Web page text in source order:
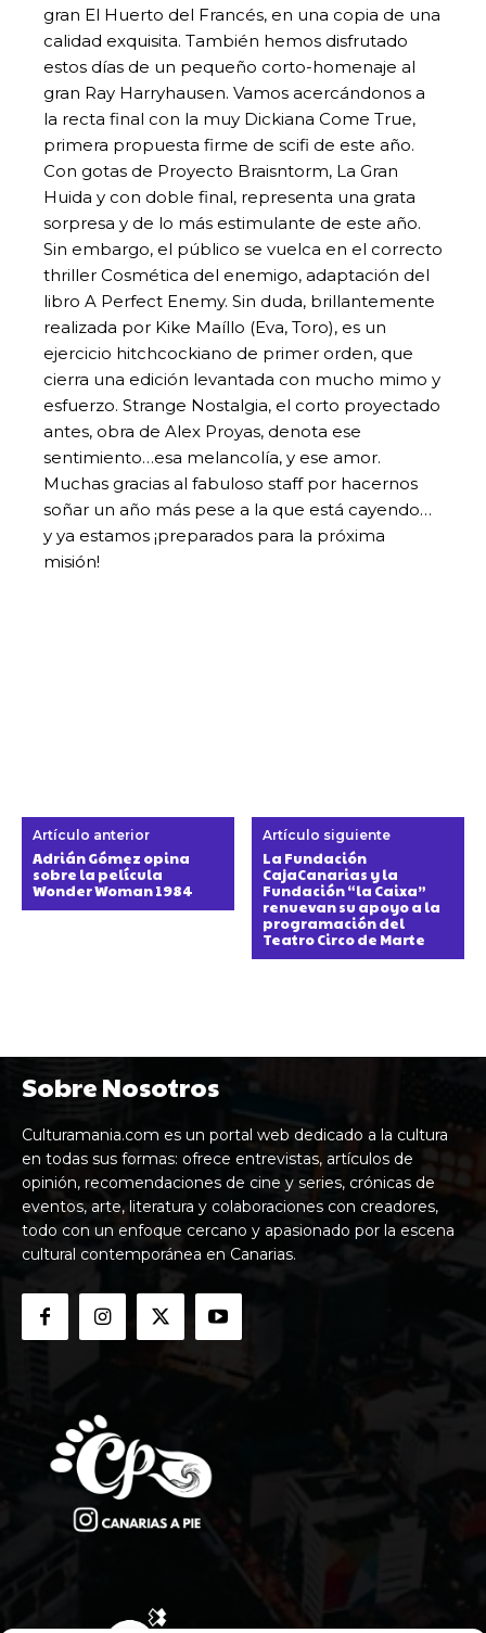
gran El Huerto del Francés, en una copia de una
calidad exquisita. También hemos disfrutado
estos días de un pequeño corto-homenaje al
gran Ray Harryhausen. Vamos acercándonos a
la recta final con la muy Dickiana Come True,
primera propuesta firme de scifi de este año.
Con gotas de Proyecto Braisntorm, La Gran
Huida y con doble final, representa una grata
sorpresa y de lo más estimulante de este año.
Sin embargo, el público se vuelca en el correcto
thriller Cosmética del enemigo, adaptación del
libro A Perfect Enemy. Sin duda, brillantemente
realizada por Kike Maíllo (Eva, Toro), es un
ejercicio hitchcockiano de primer orden, que
cierra una edición levantada con mucho mimo y
esfuerzo. Strange Nostalgia, el corto proyectado
antes, obra de Alex Proyas, denota ese
sentimiento…esa melancolía, y ese amor.
Muchas gracias al fabuloso staff por hacernos
soñar un año más pese a la que está cayendo…
y ya estamos ¡preparados para la próxima
misión!
Artículo anterior
Adrián Gómez opina
sobre la película
Wonder Woman 1984
Artículo siguiente
La Fundación
CajaCanarias y la
Fundación “la Caixa”
renuevan su apoyo a la
programación del
Teatro Circo de Marte
Sobre Nosotros
Culturamania.com es un portal web dedicado a la cultura
en todas sus formas: ofrece entrevistas, artículos de
opinión, recomendaciones de cine y series, crónicas de
eventos, arte, literatura y colaboraciones con creadores,
todo con un enfoque cercano y apasionado por la escena
cultural contemporánea en Canarias.